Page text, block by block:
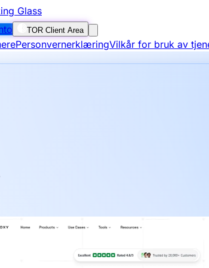
Glass
TOR Client Area
PersonvernerklæringVilkår for bruk av